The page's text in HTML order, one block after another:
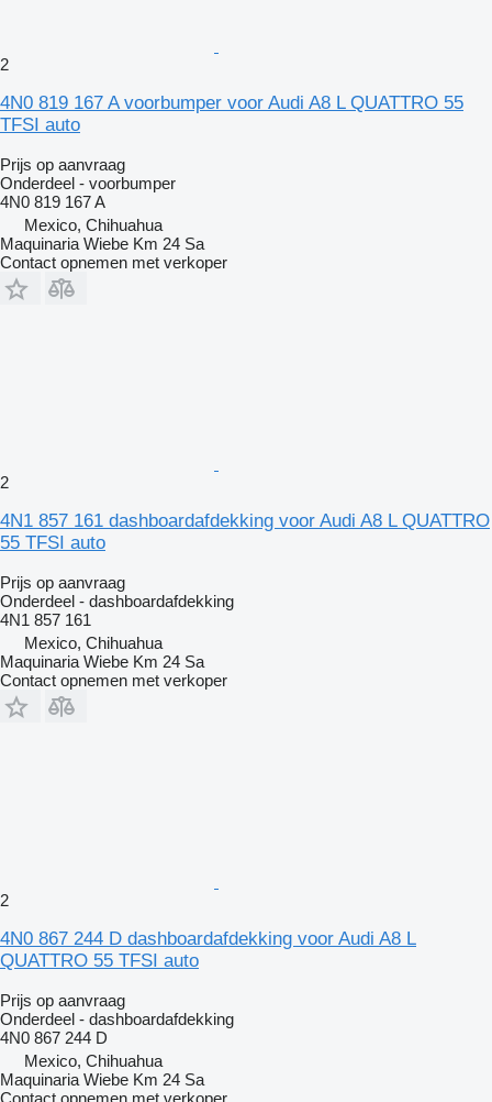
2
4N0 819 167 A voorbumper voor Audi A8 L QUATTRO 55
TFSI auto
Prijs op aanvraag
Onderdeel - voorbumper
4N0 819 167 A
Mexico, Chihuahua
Maquinaria Wiebe Km 24 Sa
Contact opnemen met verkoper
2
4N1 857 161 dashboardafdekking voor Audi A8 L QUATTRO
55 TFSI auto
Prijs op aanvraag
Onderdeel - dashboardafdekking
4N1 857 161
Mexico, Chihuahua
Maquinaria Wiebe Km 24 Sa
Contact opnemen met verkoper
2
4N0 867 244 D dashboardafdekking voor Audi A8 L
QUATTRO 55 TFSI auto
Prijs op aanvraag
Onderdeel - dashboardafdekking
4N0 867 244 D
Mexico, Chihuahua
Maquinaria Wiebe Km 24 Sa
Contact opnemen met verkoper